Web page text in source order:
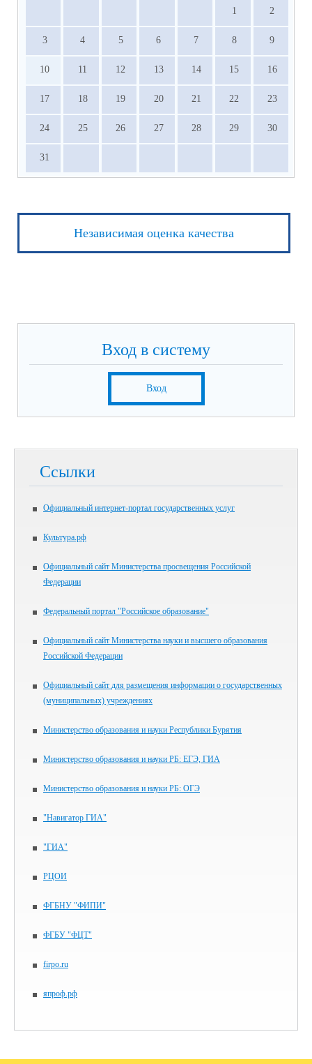
1 2
3 4 5 6 7 8 9
10 11 12 13 14 15 16
17 18 19 20 21 22 23
24 25 26 27 28 29 30
31
Независимая оценка качества
Вход в систему
Вход
Ссылки
Официальный интернет-портал государственных услуг
Культура.рф
Официальный сайт Министерства просвещения Российской
Федерации
Федеральный портал "Российское образование"
Официальный сайт Министерства науки и высшего образования
Российской Федерации
Официальный сайт для размещения информации о государственных
(муниципальных) учреждениях
Министерство образования и науки Республики Бурятия
Министерство образования и науки РБ: ЕГЭ, ГИА
Министерство образования и науки РБ: ОГЭ
"Навигатор ГИА"
"ГИА"
РЦОИ
ФГБНУ "ФИПИ"
ФГБУ "ФЦТ"
firpo.ru
япроф.рф